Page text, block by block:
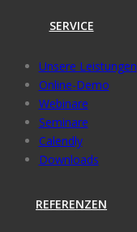
SERVICE
Unsere Leistungen
Online-Demo
Webinare
Seminare
Calendly
Downloads
REFERENZEN